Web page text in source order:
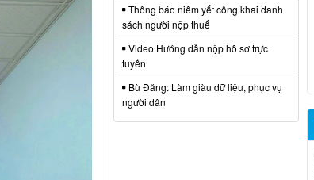
Thông báo niêm yết công khai danh
sách người nộp thuế
Video Hướng dẫn nộp hồ sơ trực
tuyến
Bù Đăng: Làm giàu dữ liệu, phục vụ
người dân